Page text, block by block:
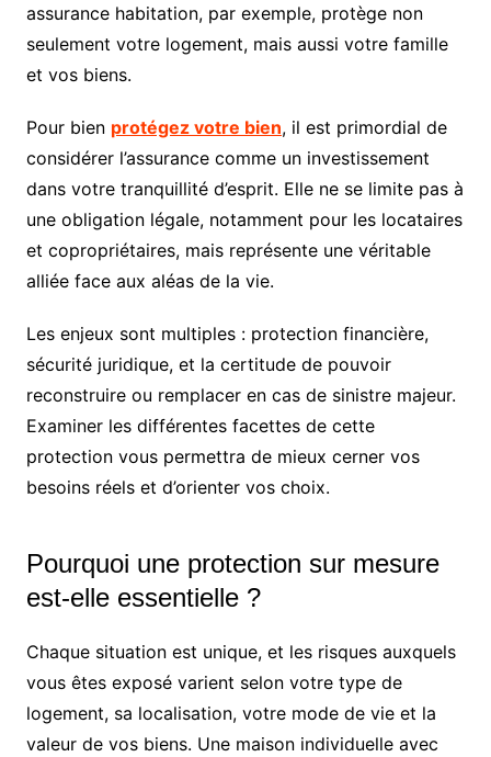
assurance habitation, par exemple, protège non
seulement votre logement, mais aussi votre famille
et vos biens.
Pour bien protégez votre bien, il est primordial de
considérer l’assurance comme un investissement
dans votre tranquillité d’esprit. Elle ne se limite pas à
une obligation légale, notamment pour les locataires
et copropriétaires, mais représente une véritable
alliée face aux aléas de la vie.
Les enjeux sont multiples : protection financière,
sécurité juridique, et la certitude de pouvoir
reconstruire ou remplacer en cas de sinistre majeur.
Examiner les différentes facettes de cette
protection vous permettra de mieux cerner vos
besoins réels et d’orienter vos choix.
Pourquoi une protection sur mesure
est-elle essentielle ?
Chaque situation est unique, et les risques auxquels
vous êtes exposé varient selon votre type de
logement, sa localisation, votre mode de vie et la
valeur de vos biens. Une maison individuelle avec